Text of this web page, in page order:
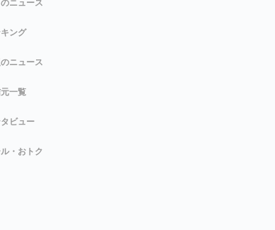
ニュース
ング
ニュース
一覧
ビュー
・おトク